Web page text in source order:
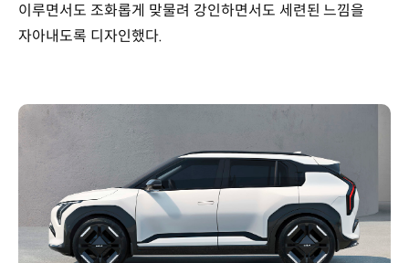
이루면서도 조화롭게 맞물려 강인하면서도 세련된 느낌을
자아내도록 디자인했다.